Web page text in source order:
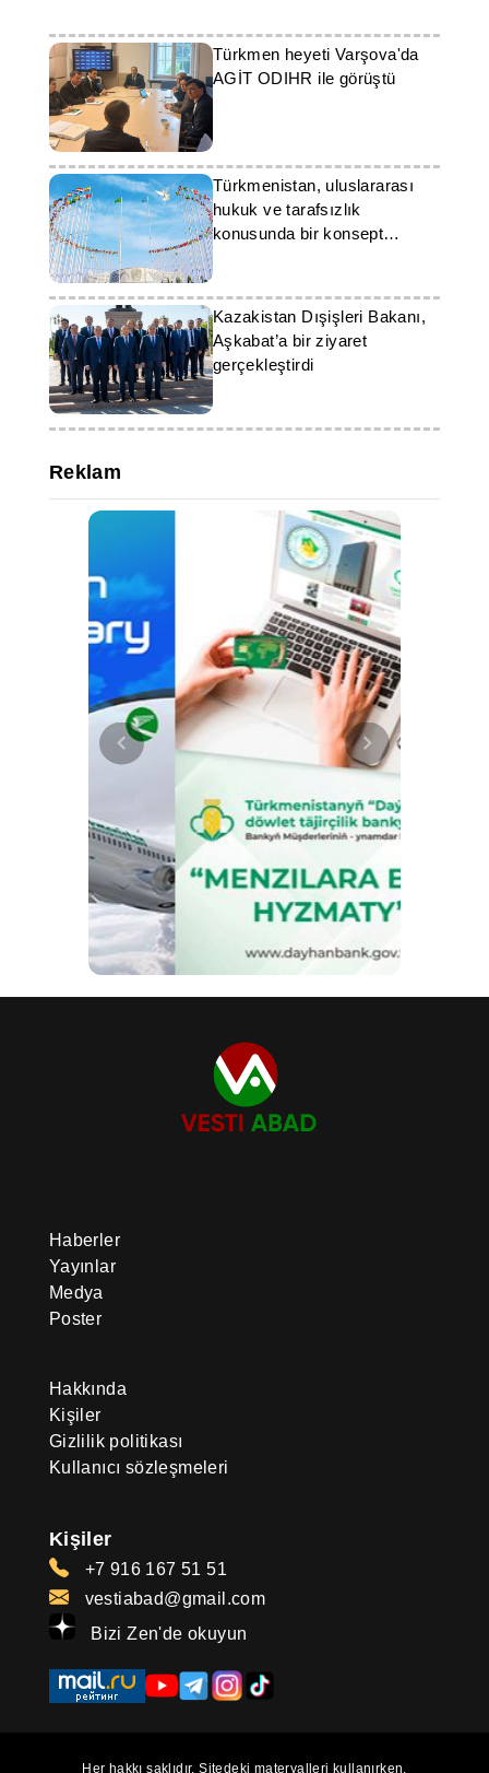
Türkmen heyeti Varşova'da
AGİT ODIHR ile görüştü
Türkmenistan, uluslararası
hukuk ve tarafsızlık
konusunda bir konsept
hazırlayacak
Kazakistan Dışişleri Bakanı,
Aşkabat’a bir ziyaret
gerçekleştirdi
Reklam
Haberler
Yayınlar
Medya
Poster
Hakkında
Kişiler
Gizlilik politikası
Kullanıcı sözleşmeleri
Kişiler
+7 916 167 51 51
vestiabad@gmail.com
Bizi Zen'de okuyun
Her hakkı saklıdır. Sitedeki materyalleri kullanırken,